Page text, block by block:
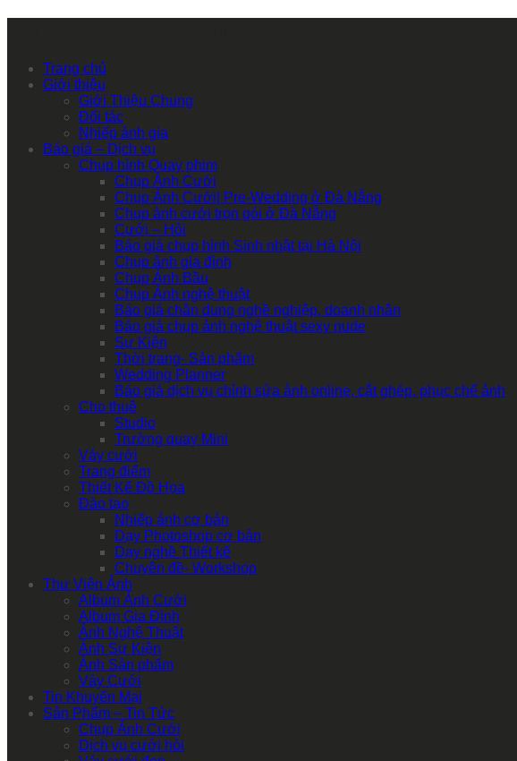
Trang chủ
Giới thiệu
Giới Thiệu Chung
Đối tác
Nhiếp ảnh gia
Báo giá – Dịch vụ
Chụp hình Quay phim
Chụp Ảnh Cưới
Chụp Ảnh Cưới| Pre-Wedding ở Đà Nẵng
Chụp ảnh cưới trọn gói ở Đà Nẵng
Cưới – Hỏi
Báo giá chụp hình Sinh nhật tại Hà Nội
Chụp ảnh gia đình
Chụp Ảnh Bầu
Chụp Ảnh nghệ thuật
Báo giá chân dung nghề nghiệp, doanh nhân
Báo giá chụp ảnh nghệ thuật sexy nude
Sự Kiện
Thời trang- Sản phẩm
Wedding Planner
Báo giá dịch vụ chỉnh sửa ảnh online, cắt ghép, phục chế ảnh
Cho thuê
Studio
Trường quay Mini
Váy cưới
Trang điểm
Thiết Kế Đồ Họa
Đào tạo
Nhiếp ảnh cơ bản
Dạy Photoshop cơ bản
Dạy nghề Thiết kế
Chuyên đề- Workshop
Thư Viện Ảnh
Album Ảnh Cưới
Album Gia Đình
Ảnh Nghệ Thuật
Ảnh Sự Kiện
Ảnh Sản phẩm
Váy Cưới
Tin Khuyến Mại
Sản Phẩm – Tin Tức
Chụp Ảnh Cưới
Dịch vụ cưới hỏi